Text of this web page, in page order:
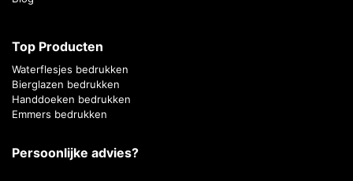
Top Producten
Waterflesjes bedrukken
Bierglazen bedrukken
Handdoeken bedrukken
Emmers bedrukken
Persoonlijke advies?